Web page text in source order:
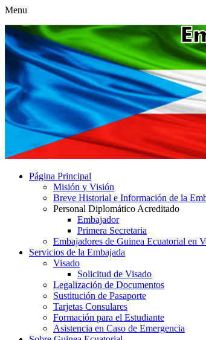
Menu
Página Principal
Misión y Visión
Breve Historial e Información de la
Personal Diplomático Acreditado
Embajador
Primera Secretaria
Embajadores de Guinea Ecuatorial en
Servicios de la Embajada
Visado
Solicitud de Visado
Legalización de Documentos
Sustitución de Pasaporte
Tarjetas Consulares
Formación para el Estudiante
Asistencia en Caso de Emergencia